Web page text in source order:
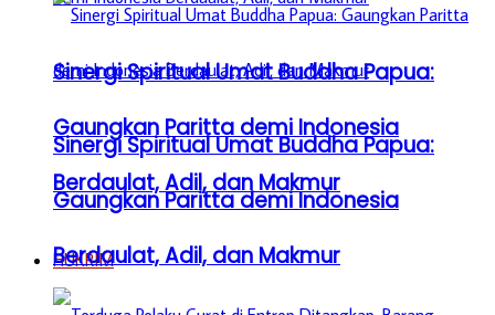
Sinergi Spiritual Umat Buddha Papua:
Gaungkan Paritta demi Indonesia
Berdaulat, Adil, dan Makmur
HUKRIM
Sinergi Spiritual Umat Buddha Papua:
Gaungkan Paritta demi Indonesia
Berdaulat, Adil, dan Makmur